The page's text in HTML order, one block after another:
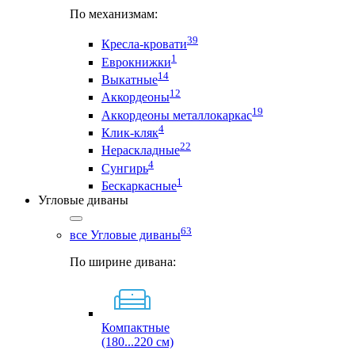
По механизмам:
Кресла-кровати39
Еврокнижки1
Выкатные14
Аккордеоны12
Аккордеоны металлокаркас19
Клик-кляк4
Нераскладные22
Сунгирь4
Бескаркасные1
Угловые диваны
все Угловые диваны63
По ширине дивана:
Компактные
(180...220 см)